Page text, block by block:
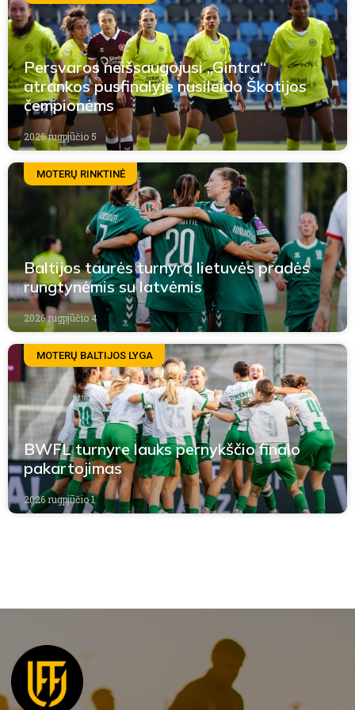
Persvaros neišsaugojusi „Gintra“
atrankos pusfinalyje nusileido Škotijos
čempionėms
2026 rugpjūčio 5
MOTERŲ RINKTINĖ
Baltijos taurės turnyrą lietuvės pradės
rungtynėmis su latvėmis
2026 rugpjūčio 4
MOTERŲ BALTIJOS LYGA
BWFL turnyre lauks pernykščio finalo
pakartojimas
2026 rugpjūčio 1